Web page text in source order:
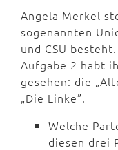
Angela Merkel
sogenannten
und CSU
Aufgabe 2 habt
gesehen: die
„Die Linke”.
Welche
diesen drei